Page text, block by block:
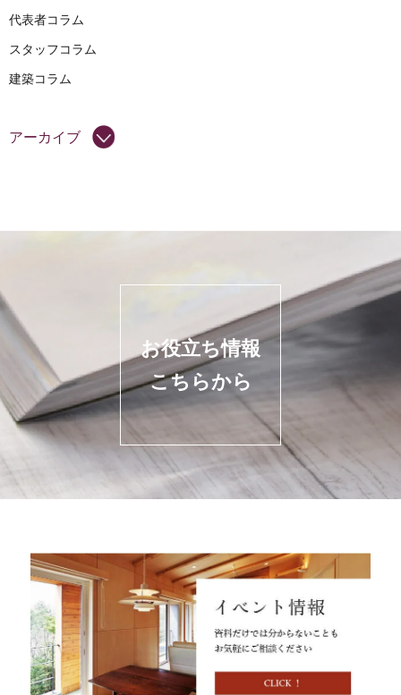
代表者コラム
スタッフコラム
建築コラム
アーカイブ
お役立ち情報
こちらから